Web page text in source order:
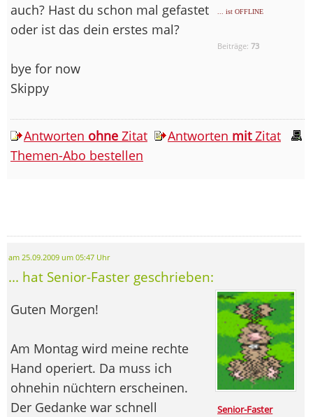
... ist OFFLINE
Beiträge:73
auch? Hast du schon mal gefastet
oder ist das dein erstes mal?
bye for now
Skippy
Antworten ohne Zitat Antworten mitZitat
Themen-Abo bestellen
am 25.09.2009 um 05:47 Uhr
... hat Senior-Faster geschrieben:
Senior-Faster
Guten Morgen!
Am Montag wird meine rechte
Hand operiert. Da muss ich
ohnehin nüchtern erscheinen.
Der Gedanke war schnell